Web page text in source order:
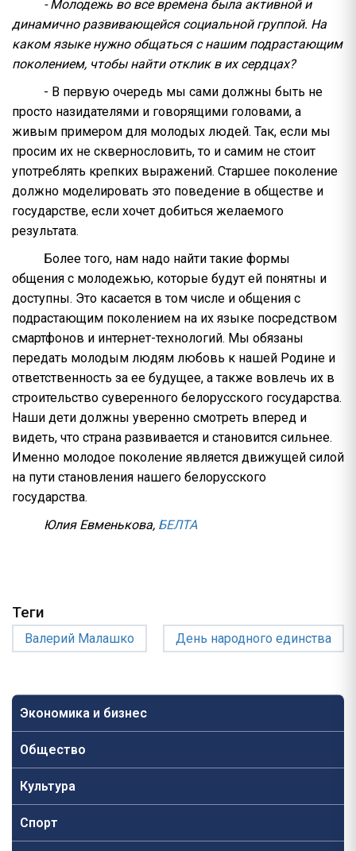
Экономика и бизнес
Общество
Культура
Спорт
- Молодежь во все времена была активной и
динамично развивающейся социальной группой. На
каком языке нужно общаться с нашим подрастающим
поколением, чтобы найти отклик в их сердцах?
- В первую очередь мы сами должны быть не
просто назидателями и говорящими головами, а
живым примером для молодых людей. Так, если мы
просим их не сквернословить, то и самим не стоит
употреблять крепких выражений. Старшее поколение
должно моделировать это поведение в обществе и
государстве, если хочет добиться желаемого
результата.
Более того, нам надо найти такие формы
общения с молодежью, которые будут ей понятны и
доступны. Это касается в том числе и общения с
подрастающим поколением на их языке посредством
смартфонов и интернет-технологий. Мы обязаны
передать молодым людям любовь к нашей Родине и
ответственность за ее будущее, а также вовлечь их в
строительство суверенного белорусского государства.
Наши дети должны уверенно смотреть вперед и
видеть, что страна развивается и становится сильнее.
Именно молодое поколение является движущей силой
на пути становления нашего белорусского
государства.
Юлия Евменькова, БЕЛТА
Теги
Валерий Малашко День народного единства